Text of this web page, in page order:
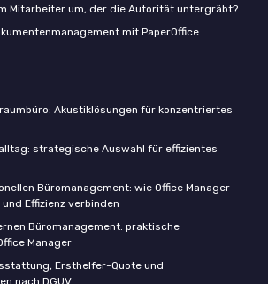
Mitarbeiter um, der die Autorität untergräbt?
mit PaperOffice
Akustiklösungen für konzentriertes
strategische Auswahl für effizientes
Büromanagement: wie Office Manager
Effizienz verbinden
Büromanagement: praktische
Manager
Ersthelfer-Quote und